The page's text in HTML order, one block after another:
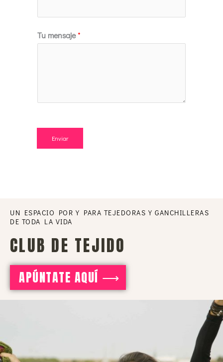
Tu mensaje*
Enviar
UN ESPACIO POR Y PARA TEJEDORAS Y GANCHILLERAS
DE TODA LA VIDA
CLUB DE TEJIDO
APÚNTATE AQUÍ ⟶